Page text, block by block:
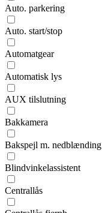
Auto. parkering
Auto. start/stop
Automatgear
Automatisk lys
AUX tilslutning
Bakkamera
Bakspejl m. nedblænding
Blindvinkelassistent
Centrallås